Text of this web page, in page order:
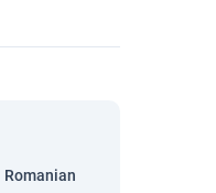
Romanian